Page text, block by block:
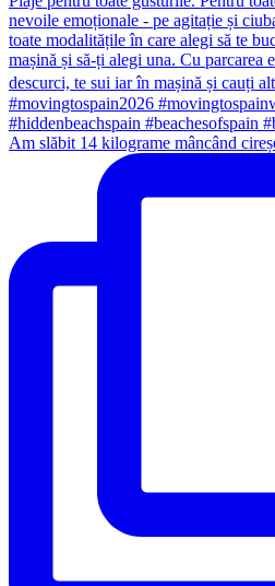
Am slăbit 14 kilograme mâncând